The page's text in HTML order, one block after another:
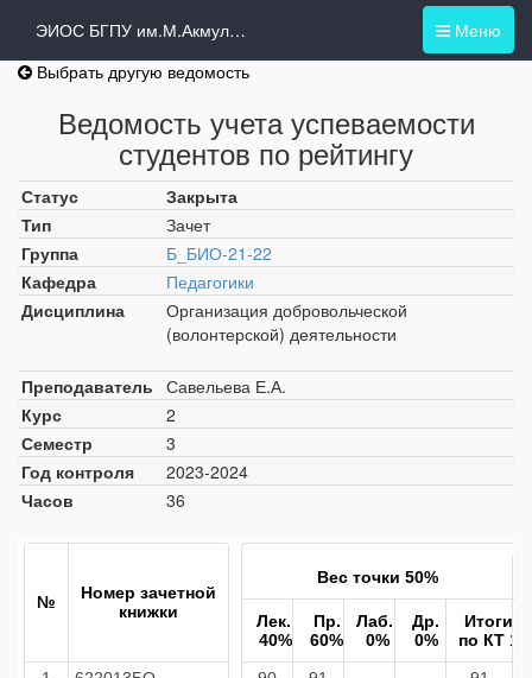
Меню
ЭИОС БГПУ им.М.Акмуллы
Выбрать другую ведомость
Ведомость учета успеваемости
студентов по рейтингу
Статус
Закрыта
Тип
Зачет
Группа
Б_БИО-21-22
Кафедра
Педагогики
Дисциплина
Организация добровольческой
(волонтерской) деятельности
Преподаватель Савельева Е.А.
Курс
2
Семестр
3
Год контроля
2023-2024
Часов
36
№
Номер зачетной
книжки
Вес точки 50%
Лек.
40%
Пр.
60%
Лаб.
0%
Др.
0%
Итоги
по КТ 1